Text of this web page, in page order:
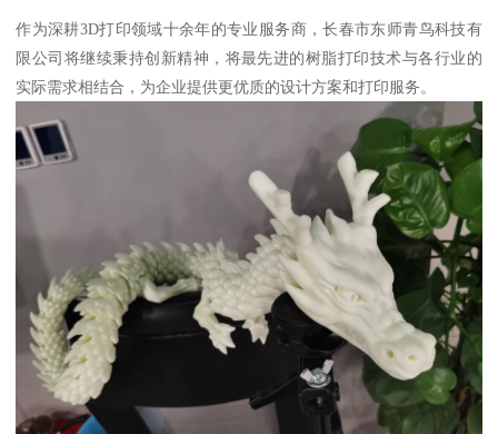
作为深耕3D打印领域十余年的专业服务商，长春市东师青鸟科技有
限公司将继续秉持创新精神，将最先进的树脂打印技术与各行业的
实际需求相结合，为企业提供更优质的设计方案和打印服务。